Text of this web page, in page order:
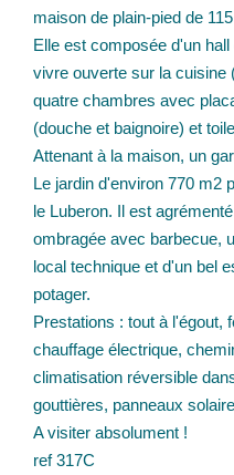
maison de plain-pied de
Elle est composée d'un
vivre ouverte sur la cuisine
quatre chambres avec
(douche et baignoire) et
Attenant à la maison, un
Le jardin d'environ 770 m2
le Luberon. Il est
ombragée avec barbecue,
local technique et d'un bel
potager.
Prestations : tout à l'égout,
chauffage électrique,
climatisation réversible
gouttières, panneaux
A visiter absolument !
ref 317C